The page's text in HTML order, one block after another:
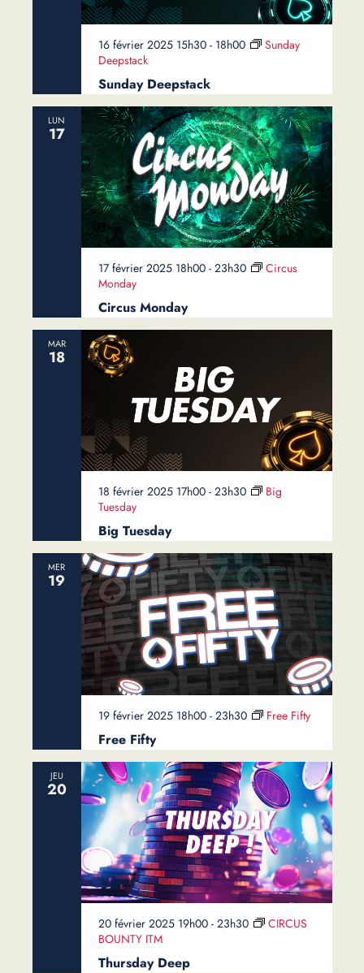
Sunday Deepstack
16 février 2025 15h30- 18h00
Sunday
Deepstack
LUN
17
Circus Monday
17 février 2025 18h00- 23h30
Circus
Monday
MAR
18
Big Tuesday
18 février 2025 17h00- 23h30
Big
Tuesday
MER
19
Free Fifty
19 février 2025 18h00- 23h30 Free Fifty
JEU
20
Thursday Deep
20 février 2025 19h00- 23h30
CIRCUS
BOUNTY ITM